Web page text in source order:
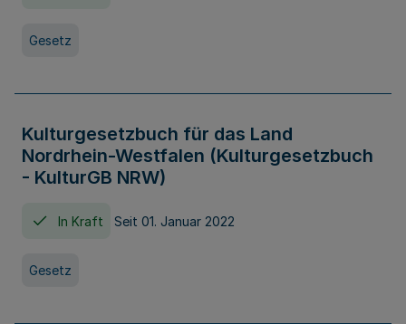
Gesetz
Kulturgesetzbuch für das Land
Nordrhein-Westfalen (Kulturgesetzbuch
- KulturGB NRW)
In Kraft Seit 01. Januar 2022
Gesetz